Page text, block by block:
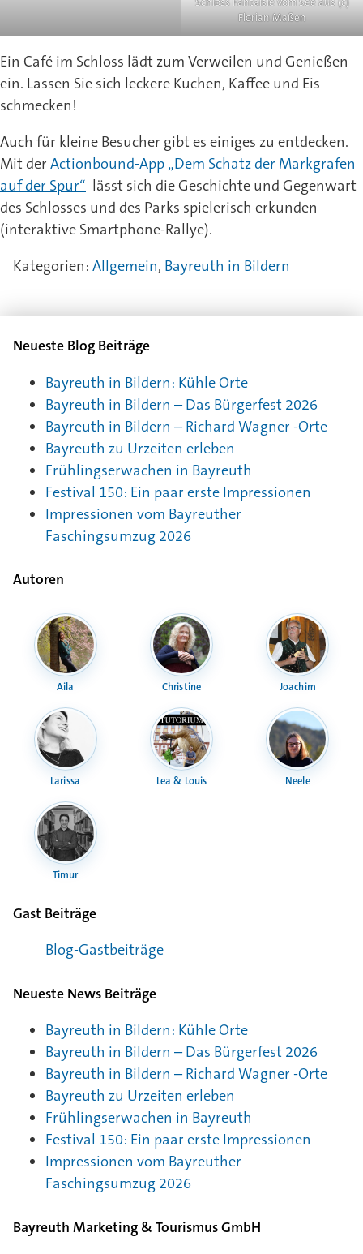
Florian Maßen
Ein Café im Schloss lädt zum Verweilen und Genießen
ein. Lassen Sie sich leckere Kuchen, Kaffee und Eis
schmecken!
Auch für kleine Besucher gibt es einiges zu entdecken.
Mit der Actionbound-App „Dem Schatz der Markgrafen
auf der Spur“ lässt sich die Geschichte und Gegenwart
des Schlosses und des Parks spielerisch erkunden
(interaktive Smartphone-Rallye).
Kategorien: Allgemein, Bayreuth in Bildern
Neueste Blog Beiträge
Bayreuth in Bildern: Kühle Orte
Bayreuth in Bildern – Das Bürgerfest 2026
Bayreuth in Bildern – Richard Wagner -Orte
Bayreuth zu Urzeiten erleben
Frühlingserwachen in Bayreuth
Festival 150: Ein paar erste Impressionen
Impressionen vom Bayreuther
Faschingsumzug 2026
Autoren
Aila Christine Joachim
Larissa Lea & Louis Neele
Timur
Gast Beiträge
Blog-Gast­bei­träge
Neueste News Beiträge
Bayreuth in Bildern: Kühle Orte
Bayreuth in Bildern – Das Bürgerfest 2026
Bayreuth in Bildern – Richard Wagner -Orte
Bayreuth zu Urzeiten erleben
Frühlingserwachen in Bayreuth
Festival 150: Ein paar erste Impressionen
Impressionen vom Bayreuther
Faschingsumzug 2026
Bayreuth Marketing & Tourismus GmbH